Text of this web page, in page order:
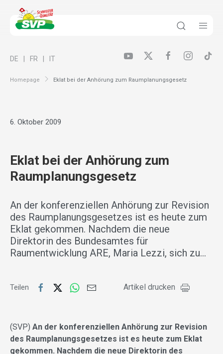
Homepage Eklat bei der Anhörung zum Raumplanungsgesetz
DE FR IT
6. Oktober 2009
Eklat bei der Anhörung zum
Raumplanungsgesetz
An der konferenziellen Anhörung zur Revision
des Raumplanungsgesetzes ist es heute zum
Eklat gekommen. Nachdem die neue
Direktorin des Bundesamtes für
Raumentwicklung ARE, Maria Lezzi, sich zu…
Teilen Artikel drucken
(SVP) An der konferenziellen Anhörung zur Revision
des Raumplanungsgesetzes ist es heute zum Eklat
gekommen. Nachdem die neue Direktorin des